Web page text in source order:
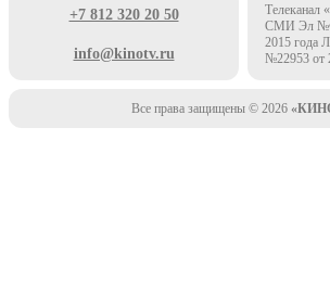
+7 812 320 20 50
info@kinotv.ru
Телеканал
СМИ Эл
2015 года
№22953 от
Все права защищены © 2026